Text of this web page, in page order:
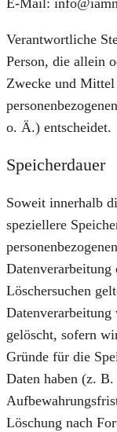
Verantwortliche
Person, die allein
Zwecke und
o. Ä.) entscheidet.
Speicherdauer
Soweit innerhalb
speziellere
Löschersuchen
gelöscht, sofern
Gründe für die
Daten haben (z.
Löschung nach